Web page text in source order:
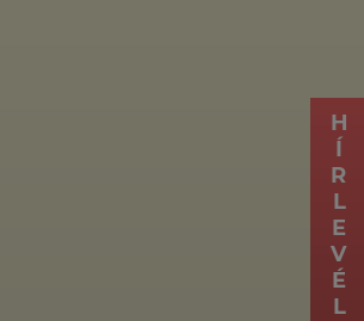
HÍRLEVÉL